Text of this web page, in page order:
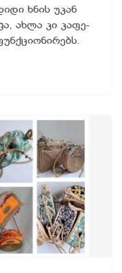
ხნის უკან
ახლა კი კაფე-